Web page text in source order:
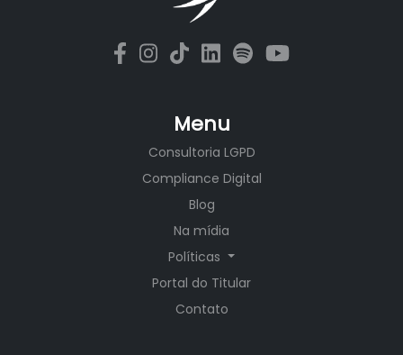
Menu
Consultoria LGPD
Compliance Digital
Blog
Na mídia
Políticas
Portal do Titular
Contato